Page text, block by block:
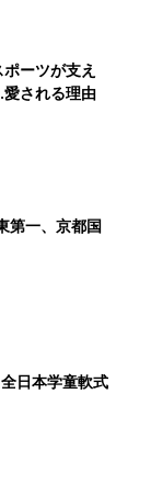
ーツが支え
される理由
第一、京都国
日本学童軟式